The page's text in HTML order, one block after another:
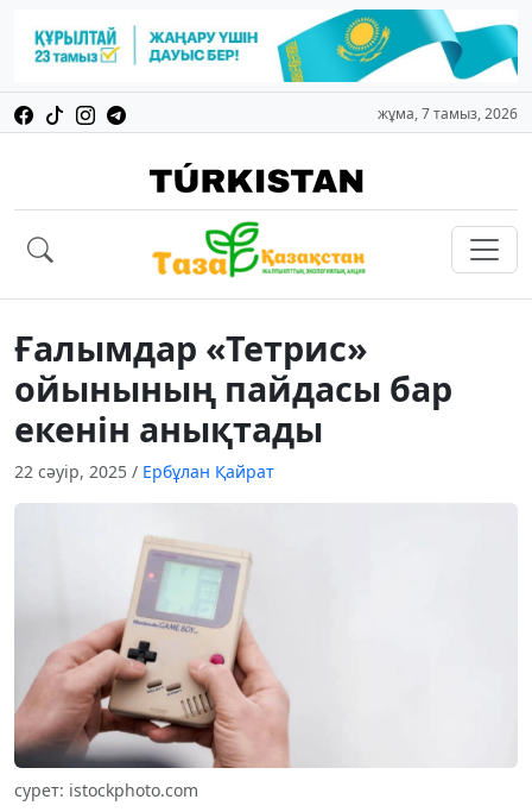
жұма, 7 тамыз, 2026
Ғалымдар «Тетрис»
ойынының пайдасы бар
екенін анықтады
22 сәуір, 2025 / Ербұлан Қайрат
сурет: istockphoto.com